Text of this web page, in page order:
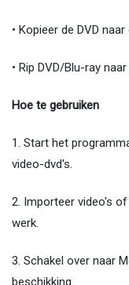
• Kopieer de DVD
• Rip DVD/Blu-ray naar
Hoe te gebruiken
1. Start het
video-dvd's.
2. Importeer video's
werk.
3. Schakel over naar
beschikking.